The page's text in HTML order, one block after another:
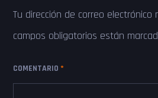
Tu dirección de correo electrónico
campos obligatorios están
COMENTARIO *